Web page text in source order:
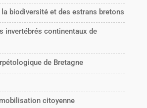
biodiversité et des estrans bretons
invertébrés continentaux de
de Bretagne
citoyenne